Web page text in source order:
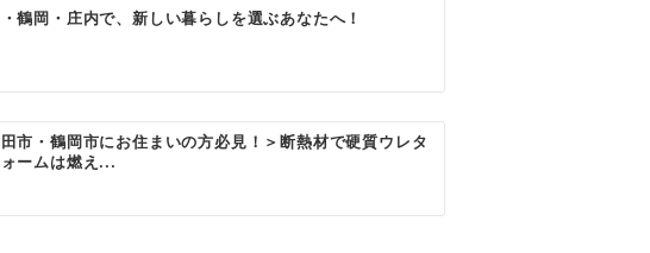
鶴岡・庄内で、新しい暮らしを選ぶあなたへ！
田市・鶴岡市にお住まいの方必見！＞断熱材で硬質ウレタ
ームは燃え...